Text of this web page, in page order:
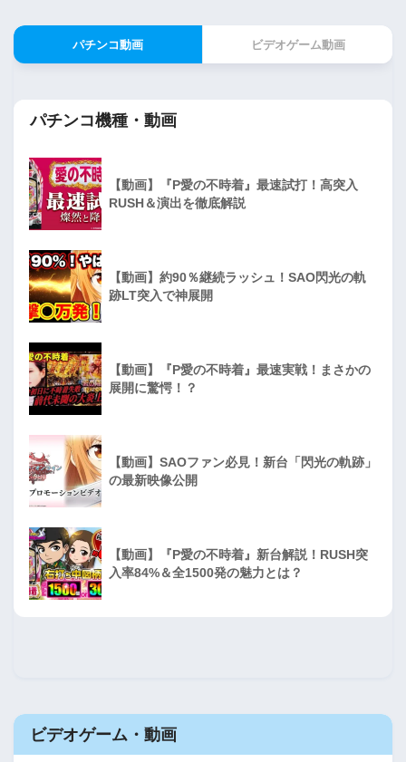
パチンコ動画 ビデオゲーム動画
パチンコ機種・動画
【動画】『P愛の不時着』最速試打！高突入
RUSH＆演出を徹底解説
【動画】約90％継続ラッシュ！SAO閃光の軌
跡LT突入で神展開
【動画】『P愛の不時着』最速実戦！まさかの
展開に驚愕！？
【動画】SAOファン必見！新台「閃光の軌跡」
の最新映像公開
【動画】『P愛の不時着』新台解説！RUSH突
入率84%＆全1500発の魅力とは？
ビデオゲーム・動画